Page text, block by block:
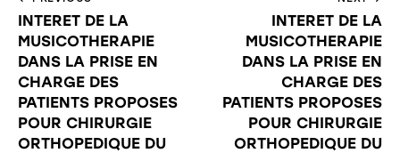
INTERET DE LA
MUSICOTHERAPIE
DANS LA PRISE EN
CHARGE DES
PATIENTS PROPOSES
POUR CHIRURGIE
ORTHOPEDIQUE DU
INTERET DE LA
MUSICOTHERAPIE
DANS LA PRISE EN
CHARGE DES
PATIENTS PROPOSES
POUR CHIRURGIE
ORTHOPEDIQUE DU